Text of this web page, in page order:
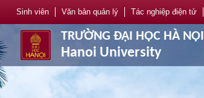
Sinh viên Văn bản quản lý Tác nghiệp điện tử
TRƯỜNG ĐẠI HỌC HÀ NỘI
Hanoi University